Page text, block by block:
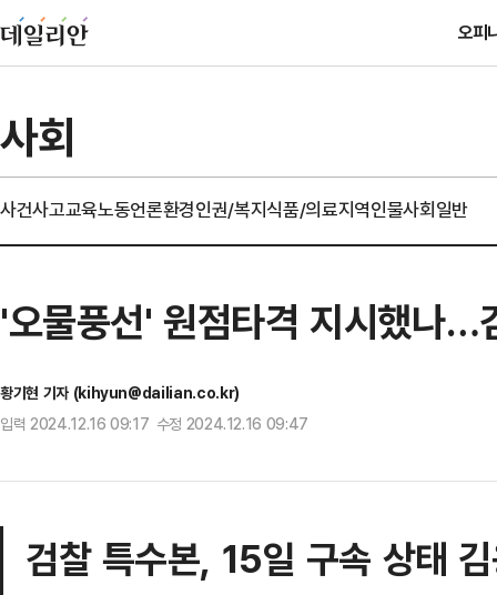
오피
사회
사건사고교육노동언론환경인권/복지식품/의료지역인물사회일반
'오물풍선' 원점타격 지시했나…
황기현 기자 (kihyun@dailian.co.kr)
입력 2024.12.16 09:17 수정 2024.12.16 09:47
검찰 특수본, 15일 구속 상태